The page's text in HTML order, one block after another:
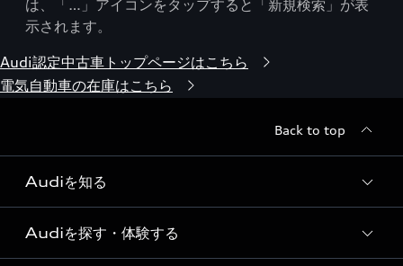
は、「…」アイコンをタップすると「新規検索」が表
示されます。
Audi認定中古車トップページはこちら
電気自動車の在庫はこちら
Back to top
Audiを知る
Audi ブランド
Audiを探す・体験する